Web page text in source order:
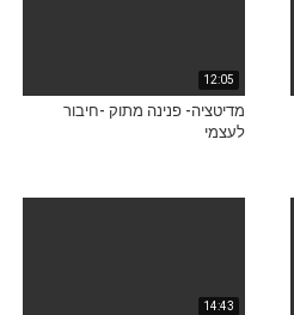
12:05
מדיטציה- פנינה מתוק -חיבור
לעצמי
14:43